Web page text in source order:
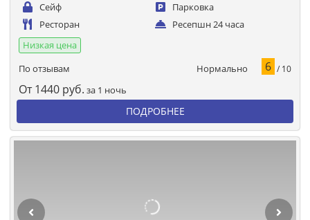
Сейф
Парковка
Ресторан
Ресепшн 24 часа
Низкая цена
По отзывам
Нормально 6 / 10
От 1440 руб. за 1 ночь
ПОДРОБНЕЕ